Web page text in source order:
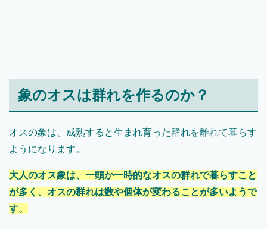
象のオスは群れを作るのか？
オスの象は、成熟すると生まれ育った群れを離れて暮らす
ようになります。
大人のオス象は、一頭か一時的なオスの群れで暮らすこと
が多く、オスの群れは数や個体が変わることが多いようで
す。